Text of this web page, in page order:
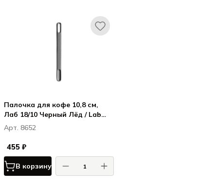
Палочка для кофе 10,8 см,
Лаб 18/10 Черный Лёд / Lab
18/10 Ice Black
Арт. 8652
455 ₽
В корзину